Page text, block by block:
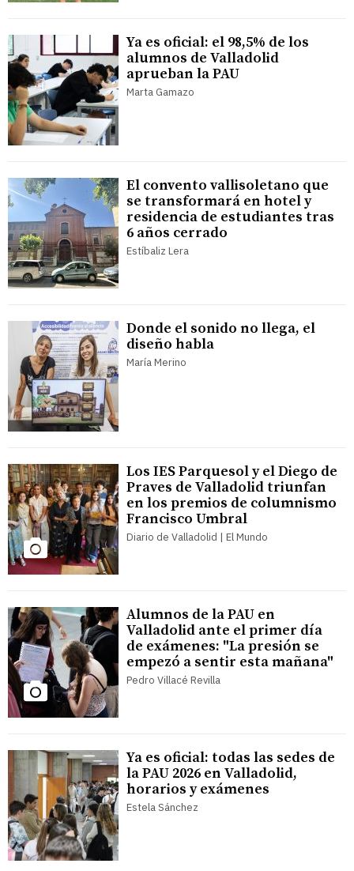
Ya es oficial: el 98,5% de los
alumnos de Valladolid
aprueban la PAU
Marta Gamazo
El convento vallisoletano que
se transformará en hotel y
residencia de estudiantes tras
6 años cerrado
Estíbaliz Lera
Donde el sonido no llega, el
diseño habla
María Merino
Los IES Parquesol y el Diego de
Praves de Valladolid triunfan
en los premios de columnismo
Francisco Umbral
Diario de Valladolid | El Mundo
Alumnos de la PAU en
Valladolid ante el primer día
de exámenes: "La presión se
empezó a sentir esta mañana"
Pedro Villacé Revilla
Ya es oficial: todas las sedes de
la PAU 2026 en Valladolid,
horarios y exámenes
Estela Sánchez